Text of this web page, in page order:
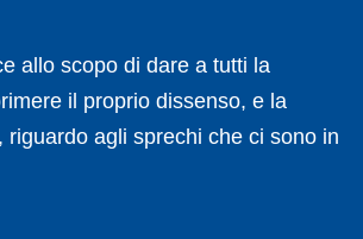
allo scopo di dare a tutti la
il proprio dissenso, e la
riguardo agli sprechi che ci sono in